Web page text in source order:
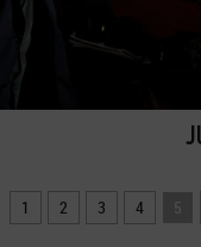
1 2 3 4 5